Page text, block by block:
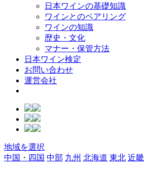
日本ワインの基礎知識
ワインとのペアリング
ワインの知識
歴史・文化
マナー・保管方法
日本ワイン検定
お問い合わせ
運営会社
地域を選択
中国・四国 中部 九州 北海道 東北 近畿